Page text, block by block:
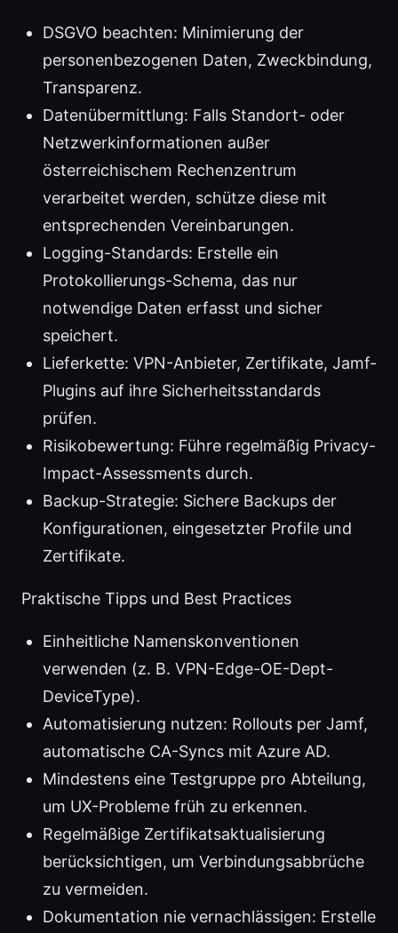
DSGVO beachten: Minimierung der
personenbezogenen Daten, Zweckbindung,
Transparenz.
Datenübermittlung: Falls Standort- oder
Netzwerkinformationen außer
österreichischem Rechenzentrum
verarbeitet werden, schütze diese mit
entsprechenden Vereinbarungen.
Logging-Standards: Erstelle ein
Protokollierungs-Schema, das nur
notwendige Daten erfasst und sicher
speichert.
Lieferkette: VPN-Anbieter, Zertifikate, Jamf-
Plugins auf ihre Sicherheitsstandards
prüfen.
Risikobewertung: Führe regelmäßig Privacy-
Impact-Assessments durch.
Backup-Strategie: Sichere Backups der
Konfigurationen, eingesetzter Profile und
Zertifikate.
Praktische Tipps und Best Practices
Einheitliche Namenskonventionen
verwenden (z. B. VPN-Edge-OE-Dept-
DeviceType).
Automatisierung nutzen: Rollouts per Jamf,
automatische CA-Syncs mit Azure AD.
Mindestens eine Testgruppe pro Abteilung,
um UX-Probleme früh zu erkennen.
Regelmäßige Zertifikatsaktualisierung
berücksichtigen, um Verbindungsabbrüche
zu vermeiden.
Dokumentation nie vernachlässigen: Erstelle